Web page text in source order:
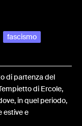
fascismo
di partenza del
di Ercole,
in quel periodo,
estive e